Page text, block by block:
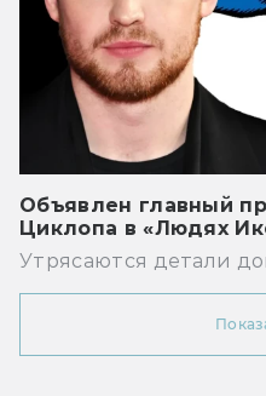
Объявлен главный
Циклопа в «Людях
Утрясаются детали